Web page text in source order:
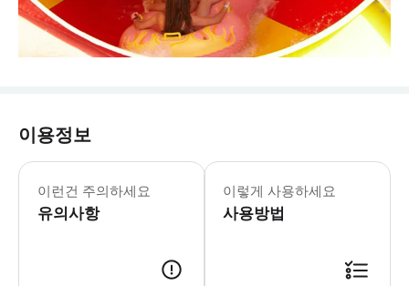
이용정보
이런건 주의하세요
유의사항
아쿠아랜드 토레몰리노스 7월-8월 9
* 카미카제, 트위스터, 아나콘다,
이렇게 사용하세요
사용방법